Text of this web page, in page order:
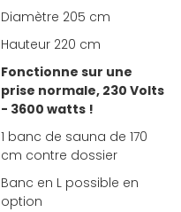
Diamètre 205 cm
Hauteur 220 cm
Fonctionne sur une
prise normale, 230 Volts
- 3600 watts !
1 banc de sauna de 170
cm contre dossier
Banc en L possible en
option